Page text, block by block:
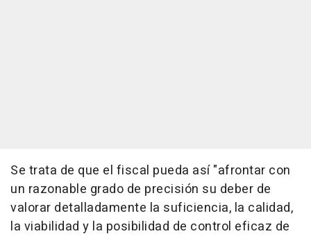
Se trata de que el fiscal pueda así "afrontar con
un razonable grado de precisión su deber de
valorar detalladamente la suficiencia, la calidad,
la viabilidad y la posibilidad de control eficaz de